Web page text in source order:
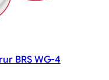
BRS WG-4